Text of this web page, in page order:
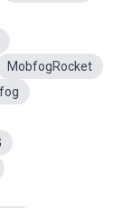
MobfogRocket